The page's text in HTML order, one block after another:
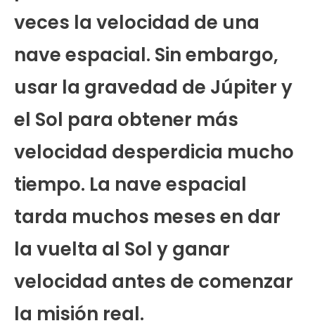
veces la velocidad de una
nave espacial. Sin embargo,
usar la gravedad de Júpiter y
el Sol para obtener más
velocidad desperdicia mucho
tiempo. La nave espacial
tarda muchos meses en dar
la vuelta al Sol y ganar
velocidad antes de comenzar
la misión real.